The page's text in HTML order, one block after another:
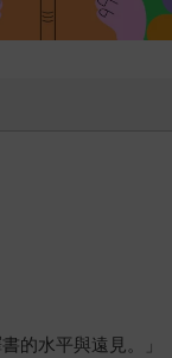
的水平與遠見。」